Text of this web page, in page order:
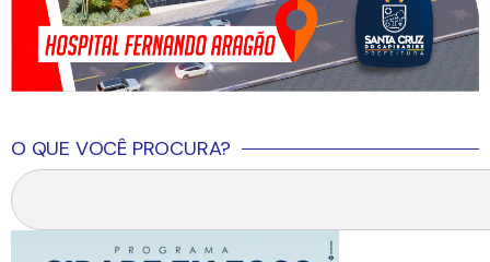
O QUE VOCÊ PROCURA?